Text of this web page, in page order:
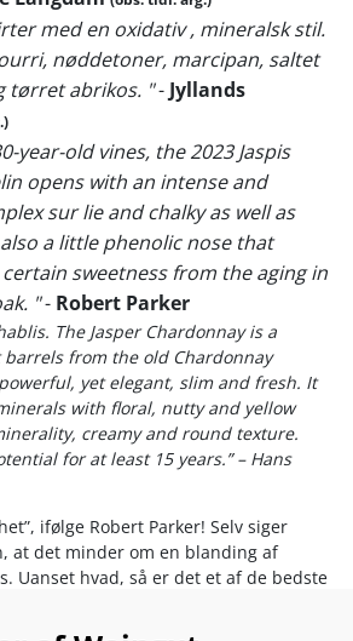
med en oxidativ , mineralsk stil.
nøddetoner, marcipan, saltet
tørret abrikos. "- Jyllands
year-old vines, the 2023 Jaspis
opens with an intense and
sur lie and chalky as well as
a little phenolic nose that
sweetness from the aging in
"- Robert Parker
The Jasper Chardonnay is a
from the old Chardonnay
yet elegant, slim and fresh. It
with floral, nutty and yellow
creamy and round texture.
for at least 15 years.” – Hans
ifølge Robert Parker! Selv siger
at det minder om en blanding af
Uanset hvad, så er det et af de bedste